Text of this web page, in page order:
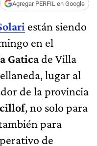
Agregar PERFIL en Google
están siendo
en el
Gaticade Villa
lugar al
de la provincia
, no solo para
para
de